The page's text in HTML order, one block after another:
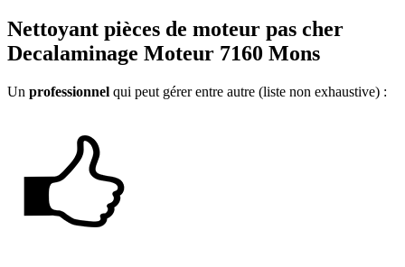
Nettoyant pièces de moteur pas cher
Decalaminage Moteur 7160 Mons
Un professionnel qui peut gérer entre autre (liste non exhaustive) :